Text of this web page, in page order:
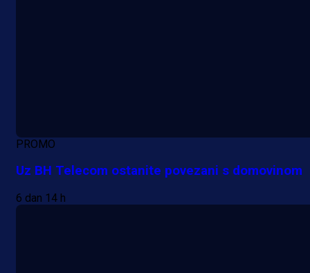
PROMO
Uz BH Telecom ostanite povezani s domovinom
6 dan 14 h